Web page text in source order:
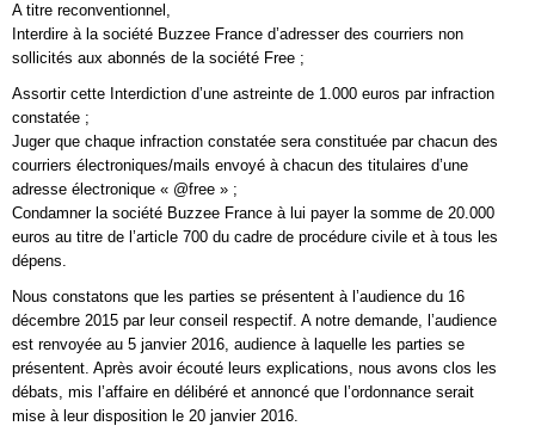
A titre reconventionnel,
Interdire à la société Buzzee France d’adresser des courriers non
sollicités aux abonnés de la société Free ;
Assortir cette Interdiction d’une astreinte de 1.000 euros par infraction
constatée ;
Juger que chaque infraction constatée sera constituée par chacun des
courriers électroniques/mails envoyé à chacun des titulaires d’une
adresse électronique « @free » ;
Condamner la société Buzzee France à lui payer la somme de 20.000
euros au titre de l’article 700 du cadre de procédure civile et à tous les
dépens.
Nous constatons que les parties se présentent à l’audience du 16
décembre 2015 par leur conseil respectif. A notre demande, l’audience
est renvoyée au 5 janvier 2016, audience à laquelle les parties se
présentent. Après avoir écouté leurs explications, nous avons clos les
débats, mis l’affaire en délibéré et annoncé que l’ordonnance serait
mise à leur disposition le 20 janvier 2016.